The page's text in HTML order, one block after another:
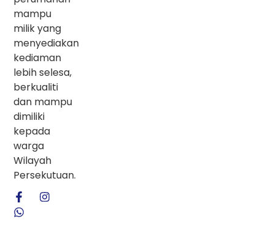
mampu
milik yang
menyediakan
kediaman
lebih selesa,
berkualiti
dan mampu
dimiliki
kepada
warga
Wilayah
Persekutuan.